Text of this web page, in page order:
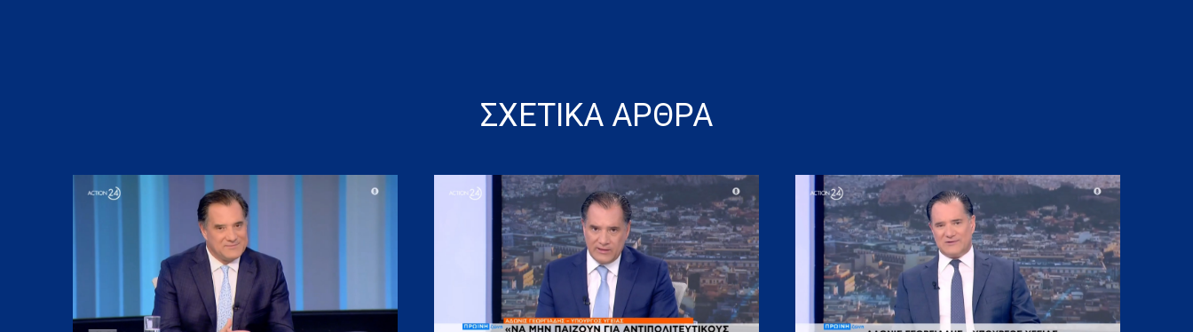
ΣΧΕΤΙΚΑ ΑΡΘΡΑ